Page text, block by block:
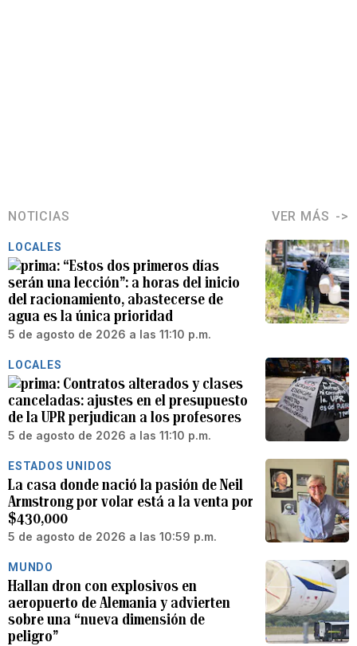
NOTICIAS VER MÁS
LOCALES
“Estos dos primeros días
serán una lección”: a horas del inicio
del racionamiento, abastecerse de
agua es la única prioridad
5 de agosto de 2026 a las 11:10 p.m.
LOCALES
Contratos alterados y clases
canceladas: ajustes en el presupuesto
de la UPR perjudican a los profesores
5 de agosto de 2026 a las 11:10 p.m.
ESTADOS UNIDOS
La casa donde nació la pasión de Neil
Armstrong por volar está a la venta por
$430,000
5 de agosto de 2026 a las 10:59 p.m.
MUNDO
Hallan dron con explosivos en
aeropuerto de Alemania y advierten
sobre una “nueva dimensión de
peligro”